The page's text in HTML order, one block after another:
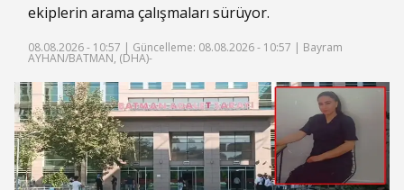
ekiplerin arama çalışmaları sürüyor.
08.08.2026 - 10:57 | Güncelleme: 08.08.2026 - 10:57 | Bayram
AYHAN/BATMAN, (DHA)-